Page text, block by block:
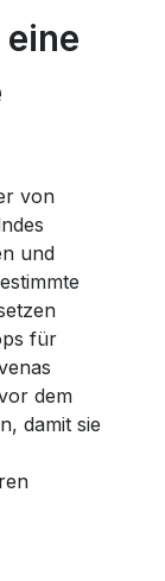
von
und
für
dem
damit sie